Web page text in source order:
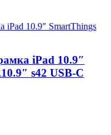
iPad 10.9″
s42 USB-C